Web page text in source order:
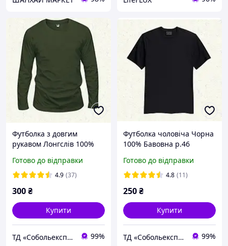
Футболка з довгим
рукавом Лонгслів 100%
Готово до відправки
4.9 (37)
300₴
Купити
ТД «Собольекспрес» 99%
Футболка чоловіча Чорна
100% Бавовна р.46
Готово до відправки
4.8 (11)
250₴
Купити
ТД «Собольекспрес» 99%